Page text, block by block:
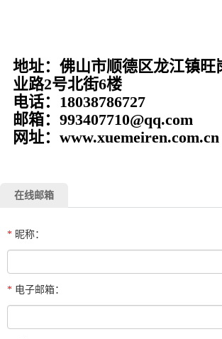
地址：佛山市顺德区龙江镇旺
业路2号北街6楼
电话：18038786727
邮箱：993407710@qq.com
网址：www.xuemeiren.com.cn
在线邮箱
* 昵称：
* 电子邮箱：